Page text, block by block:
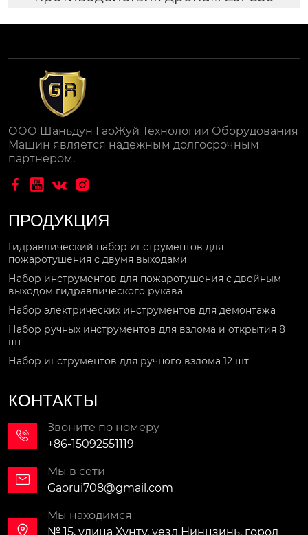
ООО Шаньдун ГаоЖуй Технологии Оборудования
Машин является надежным долгосрочным
партнером.
   
ПРОДУКЦИЯ
Гидравлический набор инструментов для
пожаротушения с двумя выходами
Набор инструментов для пожаротушения с двойным
выходом гидравлического рукава
Набор электрических инструментов для демонтажа
Набор ручных инструментов для взлома и открытия 8
шт
Набор инструментов для ручного взлома 12 шт
КОНТАКТЫ

Звоните по номеру
+86-15092551119

Мы в сети
Gaorui708@gmail.com

Мы находимся
№ 15, улица Хунту, уезд Нинцзинь, город